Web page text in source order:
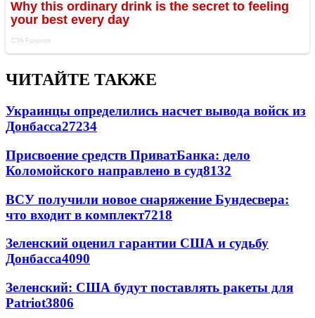
ЧИТАЙТЕ ТАКЖЕ
Украинцы определились насчет вывода войск из
Донбасса27234
Присвоение средств ПриватБанка: дело
Коломойского направлено в суд8132
ВСУ получили новое снаряжение Бундесвера:
что входит в комплект7218
Зеленский оценил гарантии США и судьбу
Донбасса4090
Зеленский: США будут поставлять ракеты для
Patriot3806